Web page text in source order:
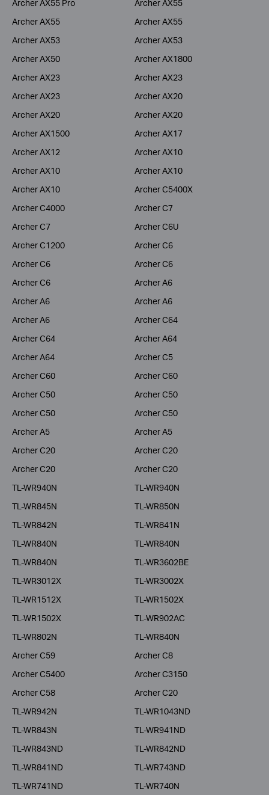
Archer AX55 Pro
Archer AX55
Archer AX55
Archer AX55
Archer AX53
Archer AX53
Archer AX50
Archer AX1800
Archer AX23
Archer AX23
Archer AX23
Archer AX20
Archer AX20
Archer AX20
Archer AX1500
Archer AX17
Archer AX12
Archer AX10
Archer AX10
Archer AX10
Archer AX10
Archer C5400X
Archer C4000
Archer C7
Archer C7
Archer C6U
Archer C1200
Archer C6
Archer C6
Archer C6
Archer C6
Archer A6
Archer A6
Archer A6
Archer A6
Archer C64
Archer C64
Archer A64
Archer A64
Archer C5
Archer C60
Archer C60
Archer C50
Archer C50
Archer C50
Archer C50
Archer A5
Archer A5
Archer C20
Archer C20
Archer C20
Archer C20
TL-WR940N
TL-WR940N
TL-WR845N
TL-WR850N
TL-WR842N
TL-WR841N
TL-WR840N
TL-WR840N
TL-WR840N
TL-WR3602BE
TL-WR3012X
TL-WR3002X
TL-WR1512X
TL-WR1502X
TL-WR1502X
TL-WR902AC
TL-WR802N
TL-WR840N
Archer C59
Archer C8
Archer C5400
Archer C3150
Archer C58
Archer C20
TL-WR942N
TL-WR1043ND
TL-WR843N
TL-WR941ND
TL-WR843ND
TL-WR842ND
TL-WR841ND
TL-WR743ND
TL-WR741ND
TL-WR740N